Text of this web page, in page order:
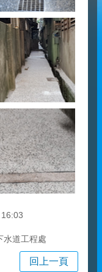
水道工程處
回上一頁